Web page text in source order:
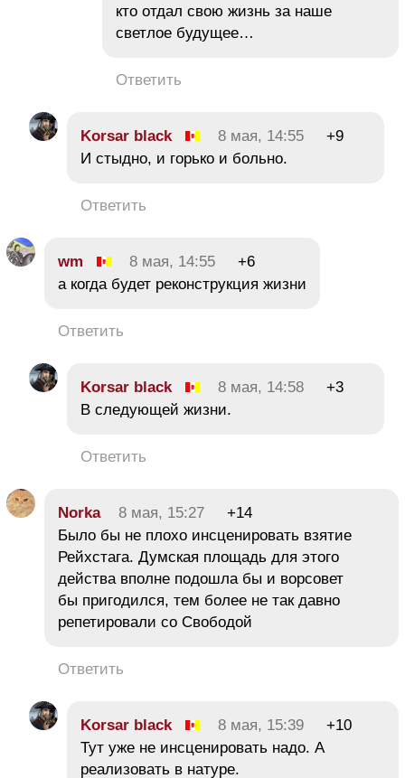
кто отдал свою жизнь за наше
светлое будущее…
Ответить
Korsar black 8 мая, 14:55
+9
И стыдно, и горько и больно.
Ответить
wm 8 мая, 14:55
+6
а когда будет реконструкция жизни
Ответить
Korsar black 8 мая, 14:58
+3
В следующей жизни.
Ответить
Norka 8 мая, 15:27
+14
Было бы не плохо инсценировать взятие
Рейхстага. Думская площадь для этого
действа вполне подошла бы и ворсовет
бы пригодился, тем более не так давно
репетировали со Свободой
Ответить
Korsar black 8 мая, 15:39
+10
Тут уже не инсценировать надо. А
реализовать в натуре.